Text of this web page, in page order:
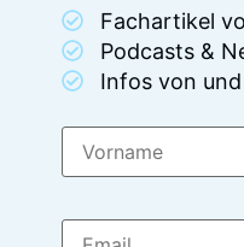
Fachartikel
Podcasts &
Infos von